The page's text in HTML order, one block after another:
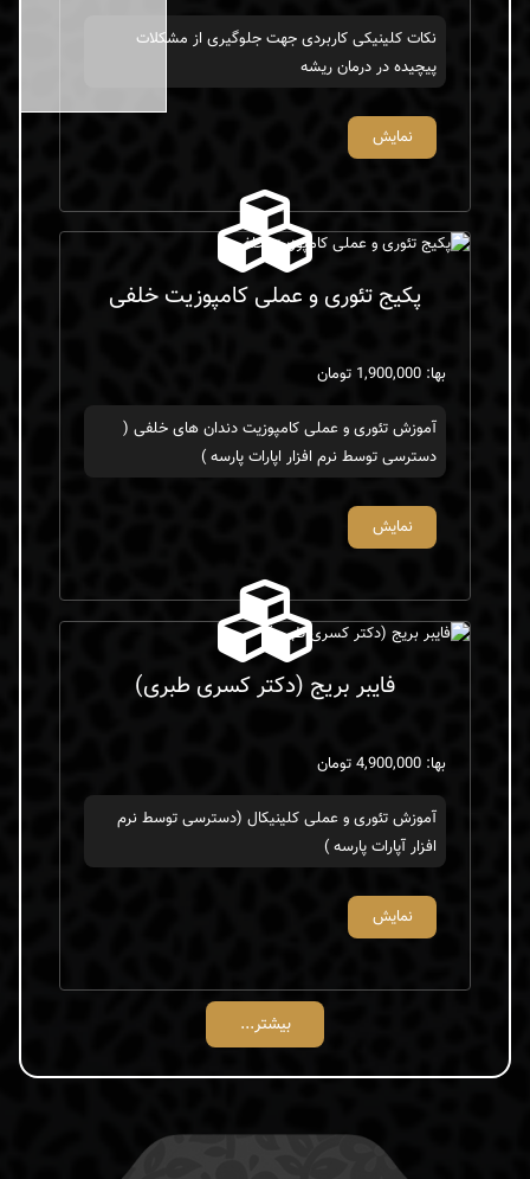
نکات کلینیکی کاربردی جهت جلوگیری از مشکلات
پیچیده در درمان ریشه
نمایش
پکیج تئوری و عملی کامپوزیت خلفی
بها: 1,900,000 تومان
آموزش تئوری و عملی کامپوزیت دندان های خلفی (
دسترسی توسط نرم افزار اپارات پارسه )
نمایش
فایبر بریج (دکتر کسری طبری)
بها: 4,900,000 تومان
آموزش تئوری و عملی کلینیکال (دسترسی توسط نرم
افزار آپارات پارسه )
نمایش
بیشتر...